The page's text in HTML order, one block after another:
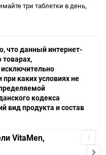
три таблетки в день,
что данный интернет-
каких условиях не
кодекса
вид продукта и состав
VitaMen,